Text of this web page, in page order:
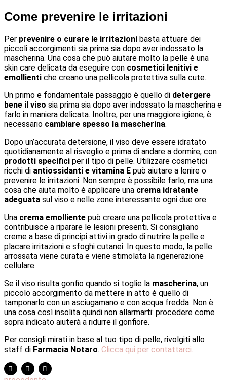
Come prevenire le irritazioni
Per prevenire o curare le irritazioni basta attuare dei
piccoli accorgimenti sia prima sia dopo aver indossato la
mascherina. Una cosa che può aiutare molto la pelle è una
skin care delicata da eseguire con cosmetici lenitivi e
emollienti che creano una pellicola protettiva sulla cute.
Un primo e fondamentale passaggio è quello di detergere
bene il viso sia prima sia dopo aver indossato la mascherina e
farlo in maniera delicata. Inoltre, per una maggiore igiene, è
necessario cambiare spesso la mascherina.
Dopo un’accurata detersione, il viso deve essere idratato
quotidianamente al risveglio e prima di andare a dormire, con
prodotti specifici per il tipo di pelle. Utilizzare cosmetici
ricchi di antiossidanti e vitamina E può aiutare a lenire o
prevenire le irritazioni. Non sempre è possibile farlo, ma una
cosa che aiuta molto è applicare una crema idratante
adeguata sul viso e nelle zone interessante ogni due ore.
Una crema emolliente può creare una pellicola protettiva e
contribuisce a riparare le lesioni presenti. Si consigliano
creme a base di principi attivi in grado di nutrire la pelle e
placare irritazioni e sfoghi cutanei. In questo modo, la pelle
arrossata viene curata e viene stimolata la rigenerazione
cellulare.
Se il viso risulta gonfio quando si toglie la mascherina, un
piccolo accorgimento da mettere in atto è quello di
tamponarlo con un asciugamano e con acqua fredda. Non è
una cosa così insolita quindi non allarmarti: procedere come
sopra indicato aiuterà a ridurre il gonfiore.
Per consigli mirati in base al tuo tipo di pelle, rivolgiti allo
staff di Farmacia Notaro. Clicca qui per contattarci.